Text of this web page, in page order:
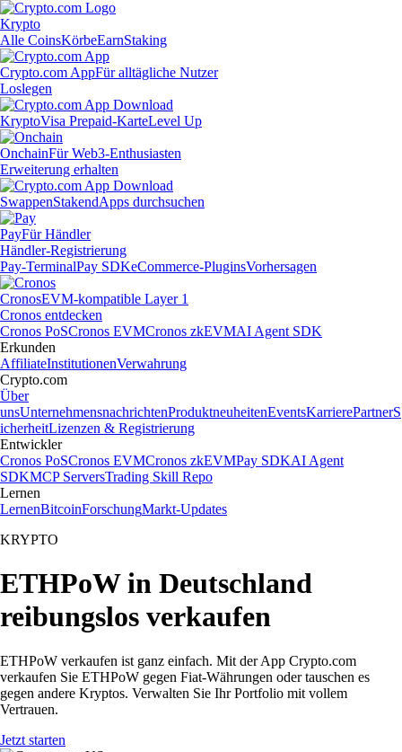
Krypto
Alle CoinsKörbeEarnStaking
Crypto.com AppFür alltägliche Nutzer
Loslegen
KryptoVisa Prepaid-KarteLevel Up
OnchainFür Web3-Enthusiasten
Erweiterung erhalten
SwappenStakendApps durchsuchen
PayFür Händler
Händler-Registrierung
Pay-TerminalPay SDKeCommerce-PluginsVorhersagen
CronosEVM-kompatible Layer 1
Cronos entdecken
Cronos PoSCronos EVMCronos zkEVMAI Agent SDK
Erkunden
AffiliateInstitutionenVerwahrung
Crypto.com
Über
unsUnternehmensnachrichtenProduktneuheitenEventsKarrierePartnerS
icherheitLizenzen & Registrierung
Entwickler
Cronos PoSCronos EVMCronos zkEVMPay SDKAI Agent
SDKMCP ServersTrading Skill Repo
Lernen
LernenBitcoinForschungMarkt-Updates
KRYPTO
ETHPoW in Deutschland
reibungslos verkaufen
ETHPoW verkaufen ist ganz einfach. Mit der App Crypto.com
verkaufen Sie ETHPoW gegen Fiat-Währungen oder tauschen es
gegen andere Kryptos. Verwalten Sie Ihr Portfolio mit vollem
Vertrauen.
Jetzt starten